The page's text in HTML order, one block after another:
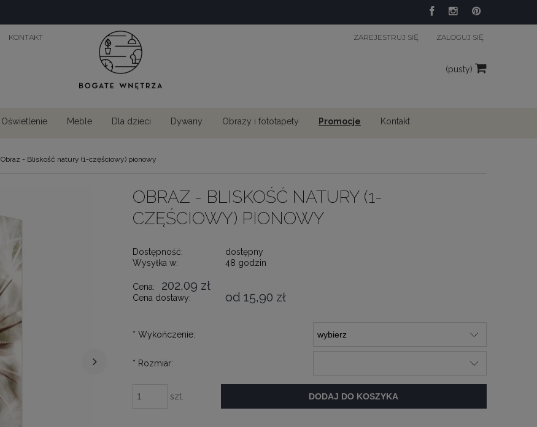
KONTAKT ZAREJESTRUJ SIĘ ZALOGUJ SIĘ
(pusty)
Oświetlenie Meble Dla dzieci Dywany Obrazy i fototapety Promocje Kontakt
Obraz - Bliskość natury (1-częściowy) pionowy
OBRAZ - BLISKOŚĆ NATURY (1-
CZĘŚCIOWY) PIONOWY
Dostępność:
dostępny
Wysyłka w:
48 godzin
Cena: 202,09 zł
Cena dostawy: od 15,90 zł
* Wykończenie:
* Rozmiar:
szt. DODAJ DO KOSZYKA